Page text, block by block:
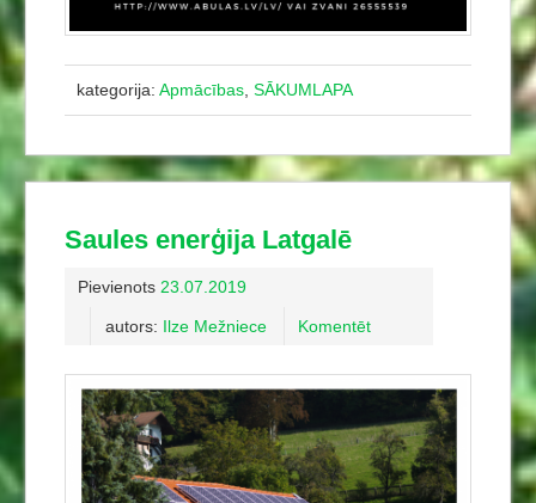
kategorija: Apmācības, SĀKUMLAPA
Saules enerģija Latgalē
Pievienots 23.07.2019
autors: Ilze Mežniece Komentēt